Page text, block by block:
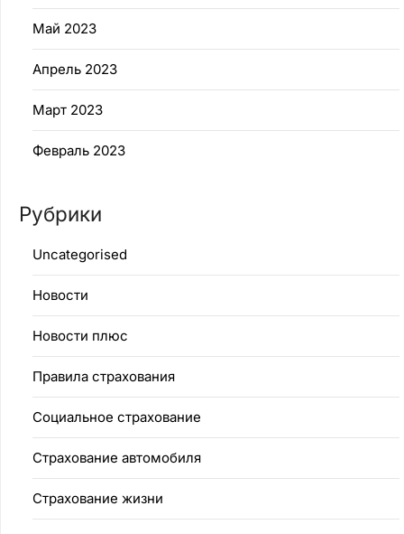
Май 2023
Апрель 2023
Март 2023
Февраль 2023
Рубрики
Uncategorised
Новости
Новости плюс
Правила страхования
Социальное страхование
Страхование автомобиля
Страхование жизни